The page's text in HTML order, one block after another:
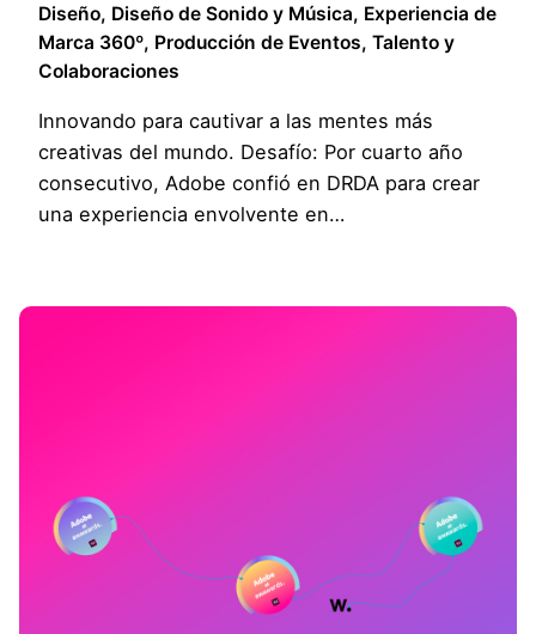
Diseño Diseño de Sonido y Música Experiencia de
Marca 360º Producción de Eventos Talento y
Colaboraciones
Innovando para cautivar a las mentes más
creativas del mundo. Desafío: Por cuarto año
consecutivo, Adobe confió en DRDA para crear
una experiencia envolvente en…